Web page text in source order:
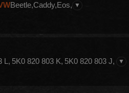
Beetle Caddy Eos ▼
5K0 820 803 K 5K0 820 803 J ▼